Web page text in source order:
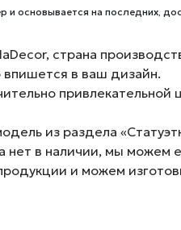
и основывается на последних,
страна
впишется в ваш дизайн.
привлекательной
из раздела
нет в наличии, мы можем
и можем